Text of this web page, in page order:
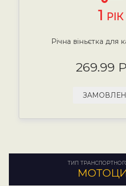
1 РІК
Річна віньєтка для
269.99
ТИП